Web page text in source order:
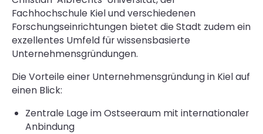
Fachhochschule Kiel und verschiedenen
Forschungseinrichtungen bietet die Stadt zudem ein
exzellentes Umfeld für wissensbasierte
Unternehmensgründungen.
Die Vorteile einer Unternehmensgründung in Kiel auf
einen Blick:
Zentrale Lage im Ostseeraum mit internationaler
Anbindung